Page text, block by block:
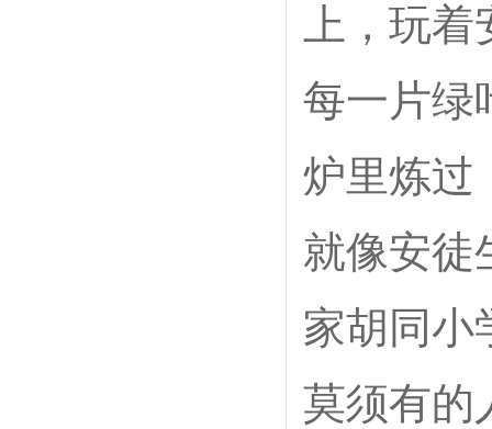
上，玩着
每一片绿
炉里炼过
就像安徒
家胡同小
莫须有的